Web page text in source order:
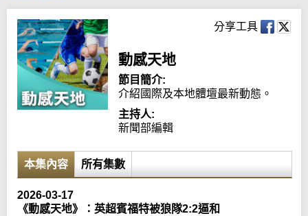
c
h
分享工具
動感天地
節目簡介:
介紹國際及本地體壇最新動態。
主持人:
新聞部編輯
本集內容 所有集數
2026-03-17
《動感天地》：英超賓福特被狼隊2:2逼和